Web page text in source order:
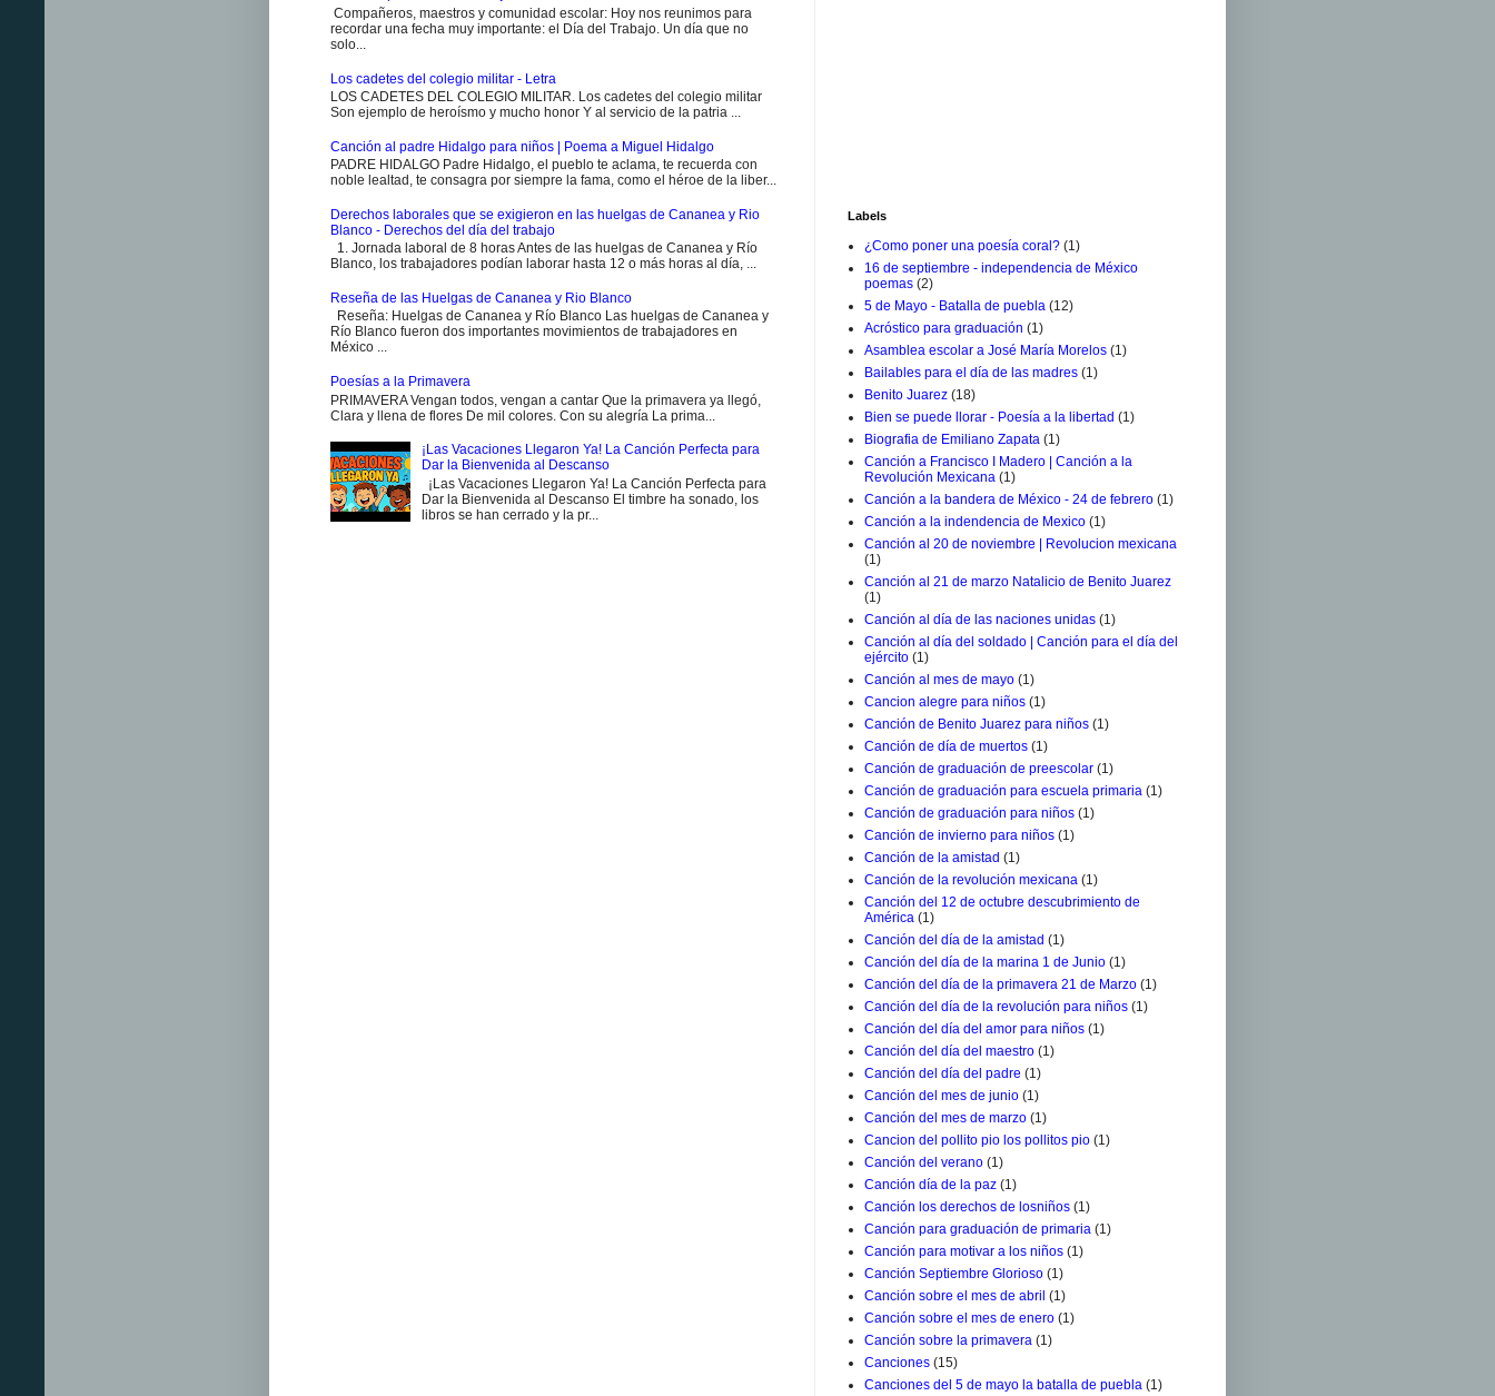
Compañeros, maestros y comunidad escolar: Hoy nos reunimos para
recordar una fecha muy importante: el Día del Trabajo. Un día que no
solo...
Los cadetes del colegio militar - Letra
LOS CADETES DEL COLEGIO MILITAR. Los cadetes del colegio militar
Son ejemplo de heroísmo y mucho honor Y al servicio de la patria ...
Canción al padre Hidalgo para niños | Poema a Miguel Hidalgo
PADRE HIDALGO Padre Hidalgo, el pueblo te aclama, te recuerda con
noble lealtad, te consagra por siempre la fama, como el héroe de la liber...
Derechos laborales que se exigieron en las huelgas de Cananea y Rio
Blanco - Derechos del día del trabajo
1. Jornada laboral de 8 horas Antes de las huelgas de Cananea y Río
Blanco, los trabajadores podían laborar hasta 12 o más horas al día, ...
Reseña de las Huelgas de Cananea y Rio Blanco
Reseña: Huelgas de Cananea y Río Blanco Las huelgas de Cananea y
Río Blanco fueron dos importantes movimientos de trabajadores en
México ...
Poesías a la Primavera
PRIMAVERA Vengan todos, vengan a cantar Que la primavera ya llegó,
Clara y llena de flores De mil colores. Con su alegría La prima...
¡Las Vacaciones Llegaron Ya! La Canción Perfecta para
Dar la Bienvenida al Descanso
¡Las Vacaciones Llegaron Ya! La Canción Perfecta para
Dar la Bienvenida al Descanso El timbre ha sonado, los
libros se han cerrado y la pr...
Labels
¿Como poner una poesía coral? (1)
16 de septiembre - independencia de México
poemas (2)
5 de Mayo - Batalla de puebla (12)
Acróstico para graduación (1)
Asamblea escolar a José María Morelos (1)
Bailables para el día de las madres (1)
Benito Juarez (18)
Bien se puede llorar - Poesía a la libertad (1)
Biografia de Emiliano Zapata (1)
Canción a Francisco I Madero | Canción a la
Revolución Mexicana (1)
Canción a la bandera de México - 24 de febrero (1)
Canción a la indendencia de Mexico (1)
Canción al 20 de noviembre | Revolucion mexicana
(1)
Canción al 21 de marzo Natalicio de Benito Juarez
(1)
Canción al día de las naciones unidas (1)
Canción al día del soldado | Canción para el día del
ejército (1)
Canción al mes de mayo (1)
Cancion alegre para niños (1)
Canción de Benito Juarez para niños (1)
Canción de día de muertos (1)
Canción de graduación de preescolar (1)
Canción de graduación para escuela primaria (1)
Canción de graduación para niños (1)
Canción de invierno para niños (1)
Canción de la amistad (1)
Canción de la revolución mexicana (1)
Canción del 12 de octubre descubrimiento de
América (1)
Canción del día de la amistad (1)
Canción del día de la marina 1 de Junio (1)
Canción del día de la primavera 21 de Marzo (1)
Canción del día de la revolución para niños (1)
Canción del día del amor para niños (1)
Canción del día del maestro (1)
Canción del día del padre (1)
Canción del mes de junio (1)
Canción del mes de marzo (1)
Cancion del pollito pio los pollitos pio (1)
Canción del verano (1)
Canción día de la paz (1)
Canción los derechos de losniños (1)
Canción para graduación de primaria (1)
Canción para motivar a los niños (1)
Canción Septiembre Glorioso (1)
Canción sobre el mes de abril (1)
Canción sobre el mes de enero (1)
Canción sobre la primavera (1)
Canciones (15)
Canciones del 5 de mayo la batalla de puebla (1)